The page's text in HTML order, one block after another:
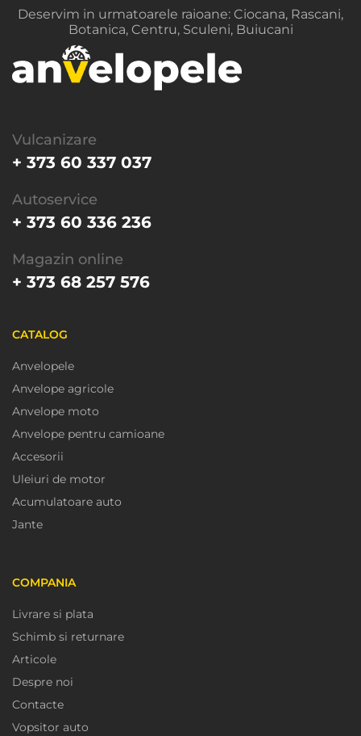
Deservim in urmatoarele raioane: Ciocana, Rascani,
Botanica, Centru, Sculeni, Buiucani
Vulcanizare
+ 373 60 337 037
Autoservice
+ 373 60 336 236
Magazin online
+ 373 68 257 576
CATALOG
Anvelopele
Anvelope agricole
Anvelope moto
Anvelope pentru camioane
Accesorii
Uleiuri de motor
Acumulatoare auto
Jante
COMPANIA
Livrare si plata
Schimb si returnare
Articole
Despre noi
Contacte
Vopsitor auto